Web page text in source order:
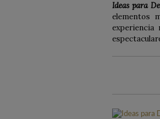
Ideas para
elementos